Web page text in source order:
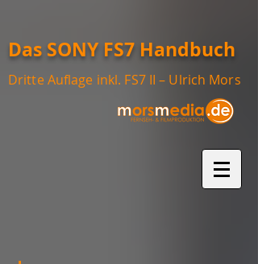
Das SONY FS7 Handbuch
Dritte Auflage inkl. FS7 II – Ulrich Mors